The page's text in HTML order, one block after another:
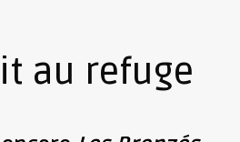
au refuge